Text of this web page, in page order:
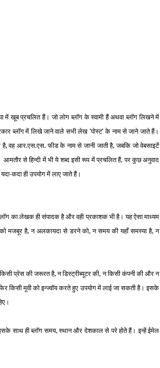
में खूब प्रचलित हैं। जो लोग ब्‍लॉग के स्‍वामी हैं अथवा ब्‍लॉग लिखने में
ब्‍लॉग में लिखे जाने वाले सभी लेख ‘पोस्‍ट’ के नाम से जाने जाते हैं।
है, वह आर.एस.एस. फीड के नाम से जानी जाती है, जबकि जो वेबसाइटें
आमतौर से हिन्‍दी में भी ये शब्‍द इसी रूप में प्रचलित हैं, पर कुछ अनुवाद
कदा ही उपयोग में लाए जाते हैं।
का लेखक ही संपादक है और वही प्रकाशक भी है। यह ऐसा माध्‍यम
मजबूर है, न अलकायदा से डरने को, न समय की यहाँ समस्‍या है, न
प्रेस की जरूरत है, न डिस्‍ट्रीब्‍यूटर की, न किसी कंपनी की और न
किसी मूवी को इन्‍ज्‍वॉय करते हुए उपयोग में लाई जा सकती है। इसके
साथ ही ब्‍लॉग समय, स्‍थान और देशकाल से परे होते हैं। इन्‍हें ईमेल